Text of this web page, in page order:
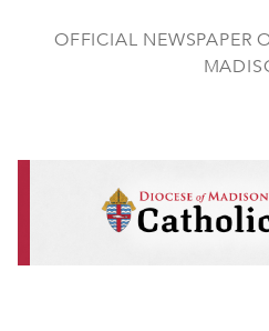
OFFICIAL NEWSPAPER